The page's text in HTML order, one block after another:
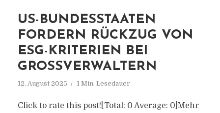
US-BUNDESSTAATEN
FORDERN RÜCKZUG VON
ESG-KRITERIEN BEI
GROSSVERWALTERN
12. August 2025 1 Min. Lesedauer
Click to rate this post![Total: 0 Average: 0]Mehr